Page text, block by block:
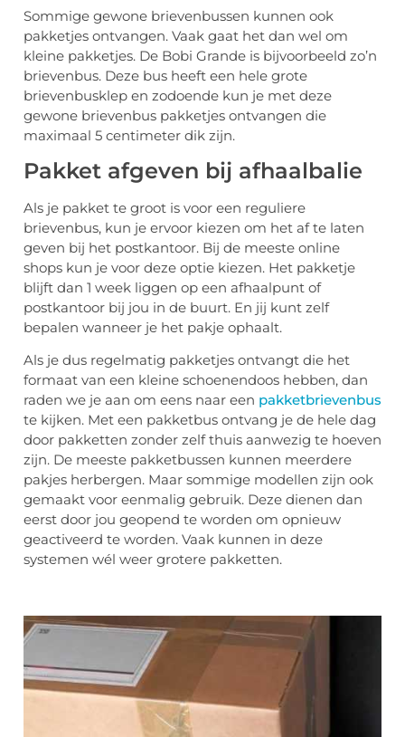
Sommige gewone brievenbussen kunnen ook
pakketjes ontvangen. Vaak gaat het dan wel om
kleine pakketjes. De Bobi Grande is bijvoorbeeld zo’n
brievenbus. Deze bus heeft een hele grote
brievenbusklep en zodoende kun je met deze
gewone brievenbus pakketjes ontvangen die
maximaal 5 centimeter dik zijn.
Pakket afgeven bij afhaalbalie
Als je pakket te groot is voor een reguliere
brievenbus, kun je ervoor kiezen om het af te laten
geven bij het postkantoor. Bij de meeste online
shops kun je voor deze optie kiezen. Het pakketje
blijft dan 1 week liggen op een afhaalpunt of
postkantoor bij jou in de buurt. En jij kunt zelf
bepalen wanneer je het pakje ophaalt.
Als je dus regelmatig pakketjes ontvangt die het
formaat van een kleine schoenendoos hebben, dan
raden we je aan om eens naar een pakketbrievenbus
te kijken. Met een pakketbus ontvang je de hele dag
door pakketten zonder zelf thuis aanwezig te hoeven
zijn. De meeste pakketbussen kunnen meerdere
pakjes herbergen. Maar sommige modellen zijn ook
gemaakt voor eenmalig gebruik. Deze dienen dan
eerst door jou geopend te worden om opnieuw
geactiveerd te worden. Vaak kunnen in deze
systemen wél weer grotere pakketten.